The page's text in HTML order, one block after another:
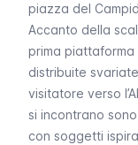
piazza del
Accanto della
prima
distribuite
visitatore verso
si incontrano
con soggetti